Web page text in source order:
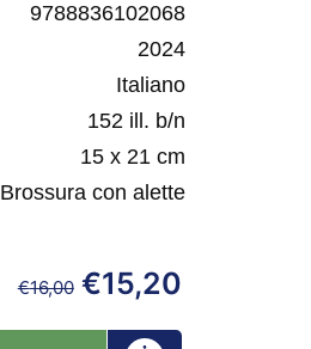
9788836102068
2024
Italiano
152 ill. b/n
15 x 21 cm
Brossura con alette
€16,00 €15,20